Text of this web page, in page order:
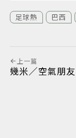
足球熱 巴西
上一篇
幾米／空氣朋友